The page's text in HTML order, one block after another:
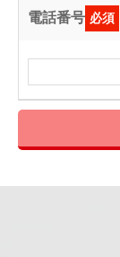
電話番号 必須